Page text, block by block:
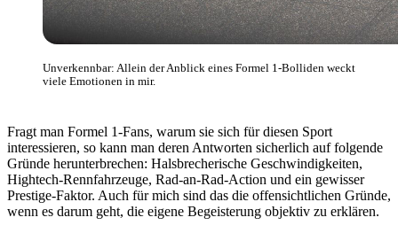
Unverkennbar: Allein der Anblick eines Formel 1-Bolliden weckt
viele Emotionen in mir.
Fragt man Formel 1-Fans, warum sie sich für diesen Sport
interessieren, so kann man deren Antworten sicherlich auf folgende
Gründe herunterbrechen: Halsbrecherische Geschwindigkeiten,
Hightech-Rennfahrzeuge, Rad-an-Rad-Action und ein gewisser
Prestige-Faktor. Auch für mich sind das die offensichtlichen Gründe,
wenn es darum geht, die eigene Begeisterung objektiv zu erklären.